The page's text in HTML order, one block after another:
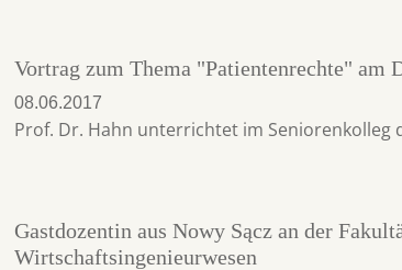
Vortrag zum Thema "Patientenrechte" am
08.06.2017
Prof. Dr. Hahn unterrichtet im Seniorenkolleg
Gastdozentin aus Nowy Sącz an der
Wirtschaftsingenieurwesen